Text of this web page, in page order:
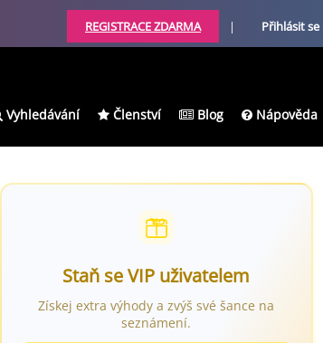
REGISTRACE ZDARMA | Přihlásit se
Vyhledávání Členství Blog Nápověda
Staň se VIP uživatelem
Získej extra výhody a zvýš své šance na
seznámení.